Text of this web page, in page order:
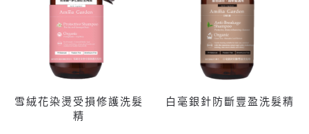
雪絨花染燙受損修護洗髮
精
白毫銀針防斷豐盈洗髮精